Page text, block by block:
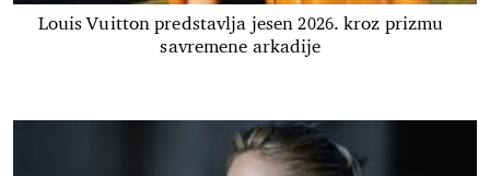
Louis Vuitton predstavlja jesen 2026. kroz prizmu
savremene arkadije